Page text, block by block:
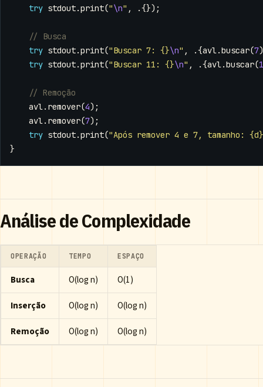
try stdout.print("\n" , .{});
try stdout.print("Buscar 7: {}\n" , .{avl.buscar(7
try stdout.print("Buscar 11: {}\n" , .{avl.buscar(
avl. remover(4);
avl. remover(7);
try stdout.print("Após remover 4 e 7, tamanho: {d}
}
Análise de Complexidade
OPERAÇÃO TEMPO ESPAÇO
Busca O(log n)
O(1)
Inserção
O(log n)
O(log n)
Remoção
O(log n) O(log n)